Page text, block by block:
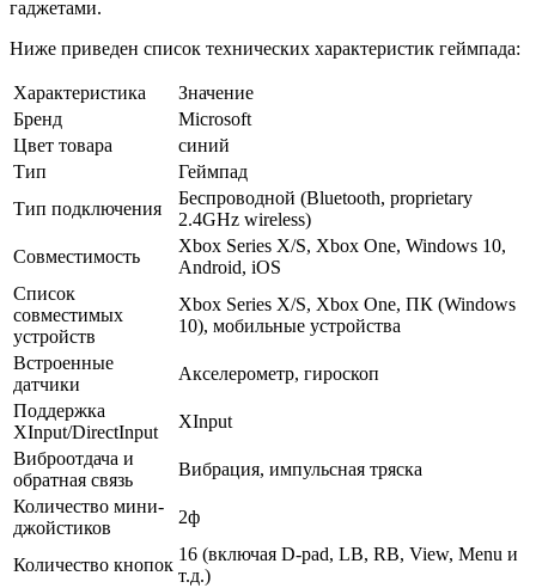
гаджетами.
Ниже приведен список технических характеристик геймпада:
Характеристика
Значение
Бренд
Microsoft
Цвет товара
синий
Тип
Геймпад
Тип подключения
Беспроводной (Bluetooth, proprietary
2.4GHz wireless)
Совместимость
Xbox Series X/S, Xbox One, Windows 10,
Android, iOS
Список
совместимых
устройств
Xbox Series X/S, Xbox One, ПК (Windows
10), мобильные устройства
Встроенные
датчики
Акселерометр, гироскоп
Поддержка
XInput/DirectInput
XInput
Виброотдача и
обратная связь
Вибрация, импульсная тряска
Количество мини-
джойстиков
2ф
Количество кнопок
16 (включая D-pad, LB, RB, View, Menu и
т.д.)